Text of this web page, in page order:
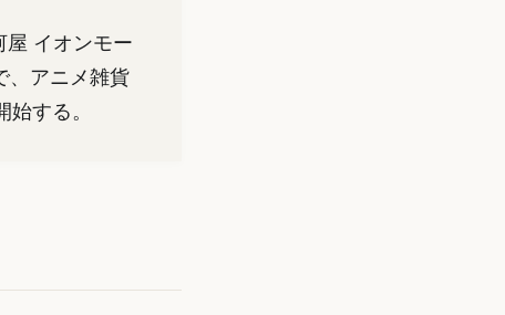
イオンモー
、アニメ雑貨
する。